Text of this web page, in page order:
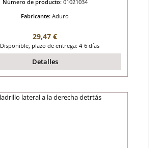
Número de producto: 01021034
Fabricante: Aduro
Precio normal:
29,47 €
Disponible, plazo de entrega: 4-6 días
Detalles